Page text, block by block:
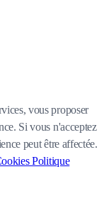
vous proposer
Si vous n'acceptez
peut être affectée.
Politique